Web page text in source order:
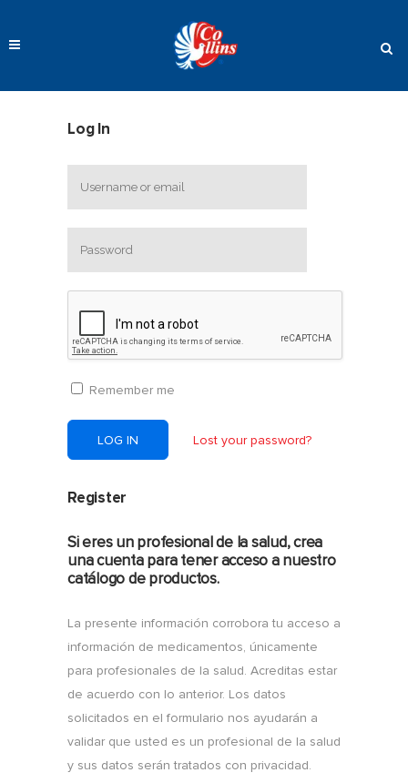
Log In
Remember me
Lost your password?
Register
Si eres un profesional de la salud, crea
una cuenta para tener acceso a nuestro
catálogo de productos.
La presente información corrobora tu acceso a
información de medicamentos, únicamente
para profesionales de la salud. Acreditas estar
de acuerdo con lo anterior. Los datos
solicitados en el formulario nos ayudarán a
validar que usted es un profesional de la salud
y sus datos serán tratados con privacidad.